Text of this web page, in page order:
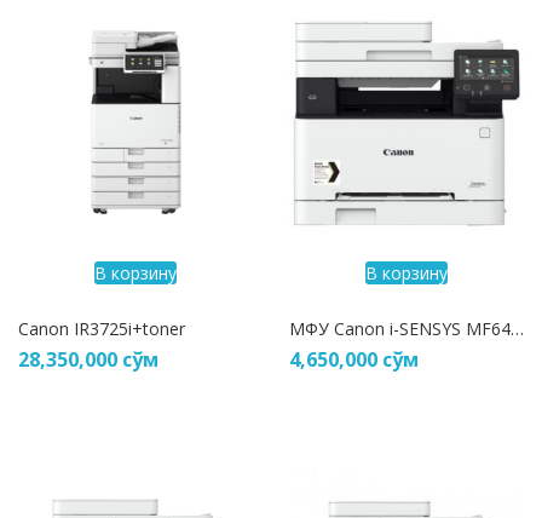
Remember me Lost password?
В корзину
Canon IR3725i+toner
28,350,000 сўм
В корзину
МФУ Canon i-SENSYS MF643Cdw
4,650,000 сўм